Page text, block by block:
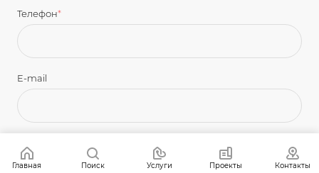
Телефон*
E-mail
Главная Поиск Услуги Проекты Контакты